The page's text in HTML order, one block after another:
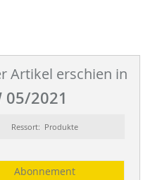
Artikel erschien in
05/2021
Ressort: Produkte
Abonnement